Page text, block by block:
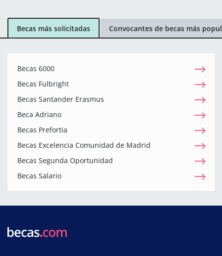
Becas más solicitadas Convocantes de becas más
Becas 6000
Becas Fulbright
Becas Santander Erasmus
Beca Adriano
Becas Prefortia
Becas Excelencia Comunidad de Madrid
Becas Segunda Oportunidad
Becas Salario